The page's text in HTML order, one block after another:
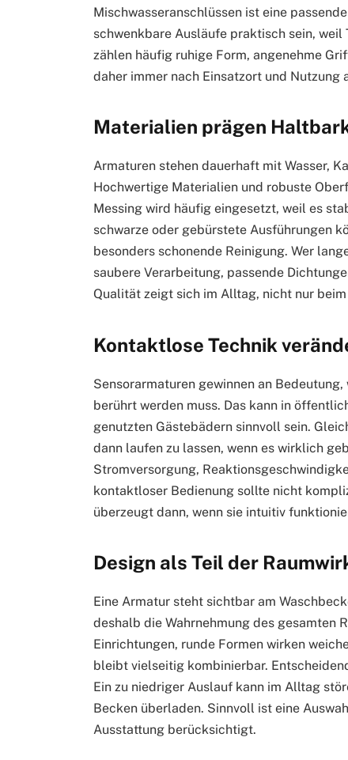
Mischwasseranschlüssen ist eine
schwenkbare Ausläufe praktisch sein,
zählen häufig ruhige Form, angenehme
daher immer nach Einsatzort und Nutzung
Materialien prägen
Armaturen stehen dauerhaft mit Wasser,
Hochwertige Materialien und robuste
Messing wird häufig eingesetzt, weil es
schwarze oder gebürstete Ausführungen
besonders schonende Reinigung. Wer
saubere Verarbeitung, passende
Qualität zeigt sich im Alltag, nicht nur
Kontaktlose Technik
Sensorarmaturen gewinnen an
berührt werden muss. Das kann in
genutzten Gästebädern sinnvoll sein.
dann laufen zu lassen, wenn es wirklich
Stromversorgung,
kontaktloser Bedienung sollte nicht
überzeugt dann, wenn sie intuitiv
Design als Teil der
Eine Armatur steht sichtbar am
deshalb die Wahrnehmung des gesamten
Einrichtungen, runde Formen wirken
bleibt vielseitig kombinierbar.
Ein zu niedriger Auslauf kann im Alltag
Becken überladen. Sinnvoll ist eine
Ausstattung berücksichtigt.